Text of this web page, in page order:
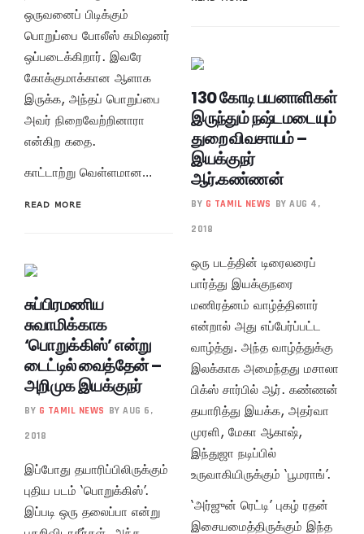
ஒருவனைப் பிடிக்கும்
பொறுப்பை போலீஸ் கமிஷனர்
ஒப்படைக்கிறார். இவரே
கோக்குமாக்கான ஆளாக
இருக்க, அந்தப் பொறுப்பை
அவர் நிறைவேற்றினாரா
என்கிற கதை.
காட்டாற்று வெள்ளமான…
READ MORE
சுப்பிரமணிய
சுவாமிக்காக
‘பொறுக்கிஸ்’ என்று
டைட்டில் வைத்தேன் –
அறிமுக இயக்குநர்
BY G TAMIL NEWS BY AUG 6,
2018
இப்போது தயாரிப்பிலிருக்கும்
புதிய படம் ‘பொறுக்கிஸ்’.
இப்படி ஒரு தலைப்பா என்று
130 கோடி பயனாளிகள்
இருந்தும் நஷ்டமடையும்
துறை விவசாயம் –
இயக்குநர்
ஆர்.கண்ணன்
BY G TAMIL NEWS BY AUG 4,
2018
ஒரு படத்தின் டிரைலரைப்
பார்த்து இயக்குநரை
மணிரத்னம் வாழ்த்தினார்
என்றால் அது எப்பேர்ப்பட்ட
வாழ்த்து. அந்த வாழ்த்துக்கு
இலக்காக அமைந்தது மசாலா
பிக்ஸ் சார்பில் ஆர். கண்ணன்
தயாரித்து இயக்க, அதர்வா
முரளி, மேகா ஆகாஷ்,
இந்துஜா நடிப்பில்
உருவாகியிருக்கும் ‘பூமராங்’.
‘அர்ஜுன் ரெட்டி’ புகழ் ரதன்
இசையமைத்திருக்கும் இந்த